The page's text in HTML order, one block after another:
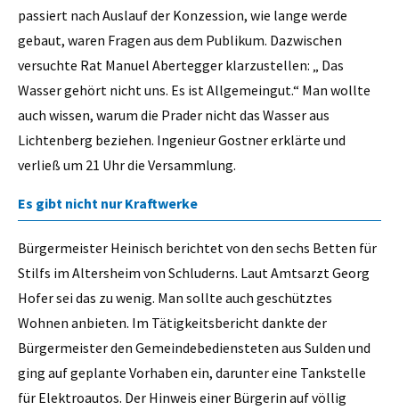
passiert nach Auslauf der Konzession, wie lange werde
gebaut, waren Fragen aus dem Publikum. Dazwischen
versuchte Rat Manuel Abertegger klarzustellen: „ Das
Wasser gehört nicht uns. Es ist Allgemeingut.“ Man wollte
auch wissen, warum die Prader nicht das Wasser aus
Lichtenberg beziehen. Ingenieur Gostner erklärte und
verließ um 21 Uhr die Versammlung.
Es gibt nicht nur Kraftwerke
Bürgermeister Heinisch berichtet von den sechs Betten für
Stilfs im Altersheim von Schluderns. Laut Amtsarzt Georg
Hofer sei das zu wenig. Man sollte auch geschütztes
Wohnen anbieten. Im Tätigkeitsbericht dankte der
Bürgermeister den Gemeindebediensteten aus Sulden und
ging auf geplante Vorhaben ein, darunter eine Tankstelle
für Elektroautos. Der Hinweis einer Bürgerin auf völlig